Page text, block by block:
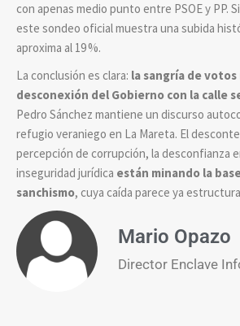
con apenas medio punto entre PSOE y PP.
este sondeo oficial muestra una subida
aproxima al 19 %.
La conclusión es clara: la sangría de votos
desconexión del Gobierno con la calle
Pedro Sánchez mantiene un discurso
refugio veraniego en La Mareta. El
percepción de corrupción, la desconfianza
inseguridad jurídica están minando la
sanchismo, cuya caída parece ya
Mario Opazo
Director Enclave